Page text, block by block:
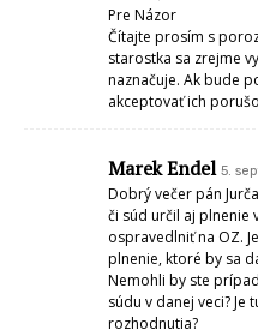
Pre Názor
Čítajte prosím s
starostka sa zrejme
naznačuje. Ak bude
akceptovať ich
Marek Endel 5.
Dobrý večer pán
či súd určil aj plnenie
ospravedlniť na OZ.
plnenie, ktoré by sa
Nemohli by ste
súdu v danej veci? Je
rozhodnutia?